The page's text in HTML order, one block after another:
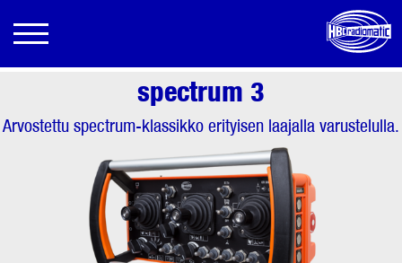
spectrum 3
Arvostettu spectrum-klassikko erityisen laajalla varustelulla.